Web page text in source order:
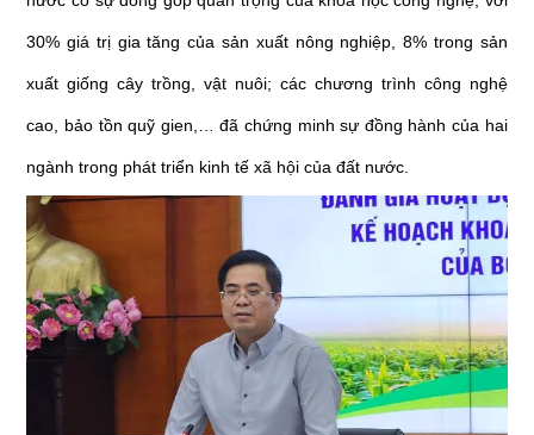
30% giá trị gia tăng của sản xuất nông nghiệp, 8% trong sản
xuất giống cây trồng, vật nuôi; các chương trình công nghệ
cao, bảo tồn quỹ gien,… đã chứng minh sự đồng hành của hai
ngành trong phát triển kinh tế xã hội của đất nước.